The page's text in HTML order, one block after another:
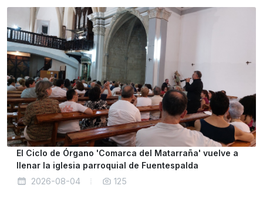
El Ciclo de Órgano 'Comarca del Matarraña' vuelve a
llenar la iglesia parroquial de Fuentespalda
2026-08-04
125